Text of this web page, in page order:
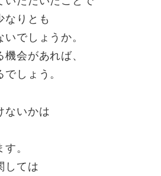
なりとも
でしょうか。
会があれば、
しょう。
ないかは
。
しては